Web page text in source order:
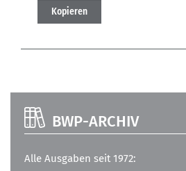
Kopieren
BWP-ARCHIV
Alle Ausgaben seit 1972: